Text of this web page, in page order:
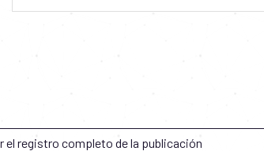
el registro completo de la publicación